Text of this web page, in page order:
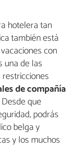
hotelera tan
también está
con
una de las
de compañía
que
podrás
belga y
y los muchos